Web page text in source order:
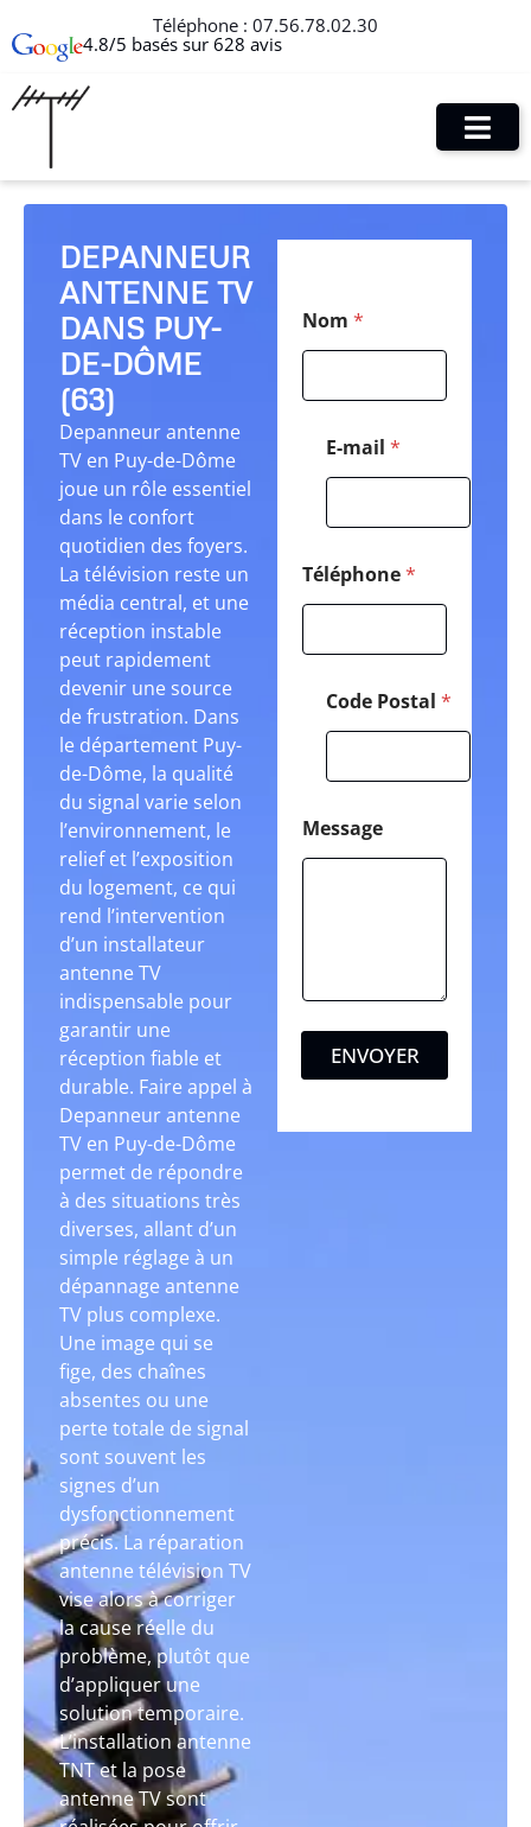
Téléphone : 07.56.78.02.30
4.8/5 basés sur 628 avis
DEPANNEUR
ANTENNE TV
DANS PUY-
DE-DÔME
(63)
Depanneur antenne
TV en Puy-de-Dôme
joue un rôle essentiel
dans le confort
quotidien des foyers.
La télévision reste un
média central, et une
réception instable
peut rapidement
devenir une source
de frustration. Dans
le département Puy-
de-Dôme, la qualité
du signal varie selon
l’environnement, le
relief et l’exposition
du logement, ce qui
rend l’intervention
d’un installateur
antenne TV
indispensable pour
garantir une
réception fiable et
durable. Faire appel à
Depanneur antenne
TV en Puy-de-Dôme
permet de répondre
à des situations très
diverses, allant d’un
simple réglage à un
dépannage antenne
TV plus complexe.
Une image qui se
fige, des chaînes
absentes ou une
perte totale de signal
sont souvent les
signes d’un
dysfonctionnement
précis. La réparation
antenne télévision TV
vise alors à corriger
la cause réelle du
problème, plutôt que
d’appliquer une
solution temporaire.
L’installation antenne
TNT et la pose
antenne TV sont
Nom *
E-mail *
Téléphone*
Code Postal *
Message
ENVOYER